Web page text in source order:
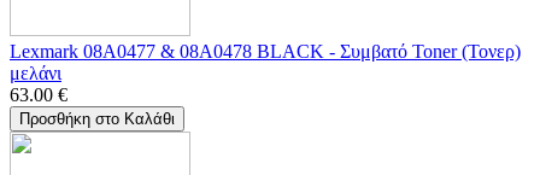
Lexmark 08A0477 & 08A0478 BLACK - Συμβατό Toner (Τονερ)
μελάνι
63.00 €
Προσθήκη στο Καλάθι